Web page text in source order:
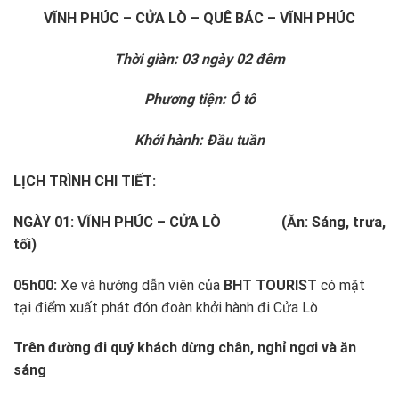
VĨNH PHÚC – CỬA LÒ – QUÊ BÁC – VĨNH PHÚC
Thời giàn: 03 ngày 02 đêm
Phương tiện: Ô tô
Khởi hành: Đầu tuần
LỊCH TRÌNH CHI TIẾT:
NGÀY 01: VĨNH PHÚC – CỬA LÒ (Ăn: Sáng, trưa,
tối)
05h00: Xe và hướng dẫn viên của BHT TOURIST có mặt
tại điểm xuất phát đón đoàn khởi hành đi Cửa Lò
Trên đường đi quý khách dừng chân, nghỉ ngơi và ăn
sáng